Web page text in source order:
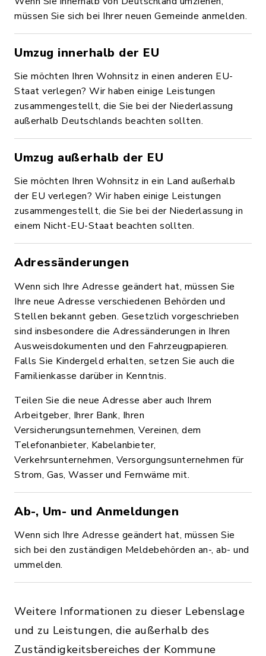
müssen Sie sich bei Ihrer neuen Gemeinde anmelden.
Umzug innerhalb der EU
Sie möchten Ihren Wohnsitz in einen anderen EU-
Staat verlegen? Wir haben einige Leistungen
zusammengestellt, die Sie bei der Niederlassung
außerhalb Deutschlands beachten sollten.
Umzug außerhalb der EU
Sie möchten Ihren Wohnsitz in ein Land außerhalb
der EU verlegen? Wir haben einige Leistungen
zusammengestellt, die Sie bei der Niederlassung in
einem Nicht-EU-Staat beachten sollten.
Adressänderungen
Wenn sich Ihre Adresse geändert hat, müssen Sie
Ihre neue Adresse verschiedenen Behörden und
Stellen bekannt geben. Gesetzlich vorgeschrieben
sind insbesondere die Adressänderungen in Ihren
Ausweisdokumenten und den Fahrzeugpapieren.
Falls Sie Kindergeld erhalten, setzen Sie auch die
Familienkasse darüber in Kenntnis.
Teilen Sie die neue Adresse aber auch Ihrem
Arbeitgeber, Ihrer Bank, Ihren
Versicherungsunternehmen, Vereinen, dem
Telefonanbieter, Kabelanbieter,
Verkehrsunternehmen, Versorgungsunternehmen für
Strom, Gas, Wasser und Fernwäme mit.
Ab-, Um- und Anmeldungen
Wenn sich Ihre Adresse geändert hat, müssen Sie
sich bei den zuständigen Meldebehörden an-, ab- und
ummelden.
Weitere Informationen zu dieser Lebenslage
und zu Leistungen, die außerhalb des
Zuständigkeitsbereiches der Kommune